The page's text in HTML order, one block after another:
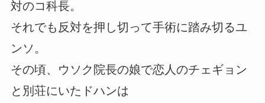
対のコ科長。
それでも反対を押し切って手術に踏み切るユ
ンソ。
その頃、ウソク院長の娘で恋人のチェギョン
と別荘にいたドハンは